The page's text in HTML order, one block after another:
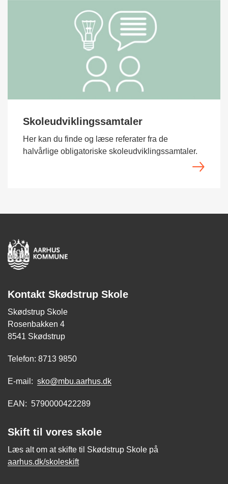
Skoleudviklingssamtaler
Her kan du finde og læse referater fra de
halvårlige obligatoriske skoleudviklingssamtaler.
Kontakt Skødstrup Skole
Skødstrup Skole
Rosenbakken 4
8541 Skødstrup
Telefon: 8713 9850
E-mail: sko@mbu.aarhus.dk
EAN: 5790000422289
Skift til vores skole
Læs alt om at skifte til Skødstrup Skole på
aarhus.dk/skoleskift